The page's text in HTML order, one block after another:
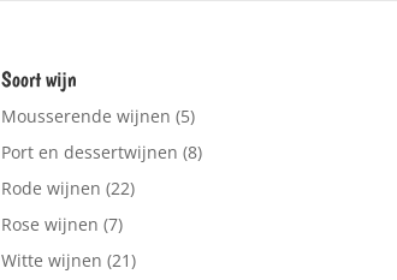
Soort wijn
Mousserende wijnen (5)
Port en dessertwijnen (8)
Rode wijnen (22)
Rose wijnen (7)
Witte wijnen (21)